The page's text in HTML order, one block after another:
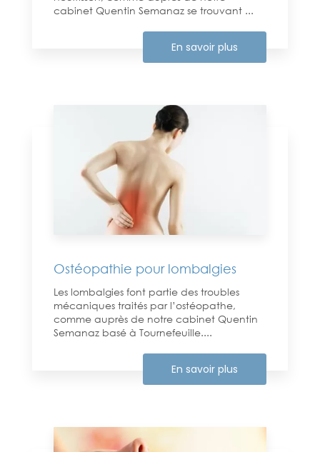
cabinet Quentin Semanaz se trouvant ...
En savoir plus
Ostéopathie pour lombalgies
Les lombalgies font partie des troubles
mécaniques traités par l’ostéopathe,
comme auprès de notre cabinet Quentin
Semanaz basé à Tournefeuille....
En savoir plus